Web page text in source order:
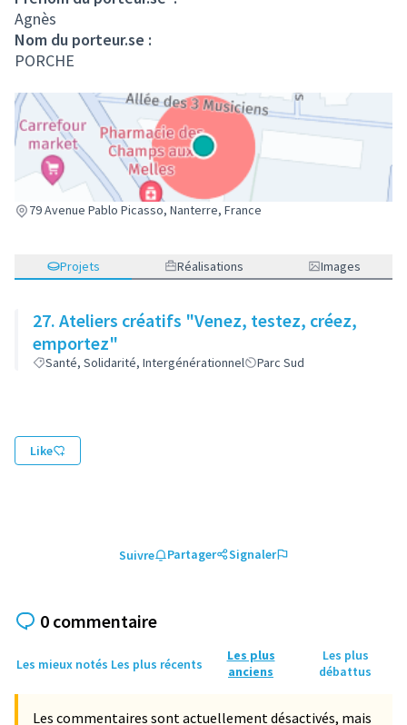
Agnès
Nom du porteur.se :
PORCHE
79 Avenue Pablo Picasso, Nanterre, France
(Lien externe)
Projets Réalisations Images
27. Ateliers créatifs "Venez, testez, créez,
emportez"
Santé, Solidarité, Intergénérationnel Parc Sud
Like
Suivre Partager Signaler
0 commentaire
Les mieux notés Les plus récents
Les plus
anciens
Les plus
débattus
Les commentaires sont actuellement désactivés, mais